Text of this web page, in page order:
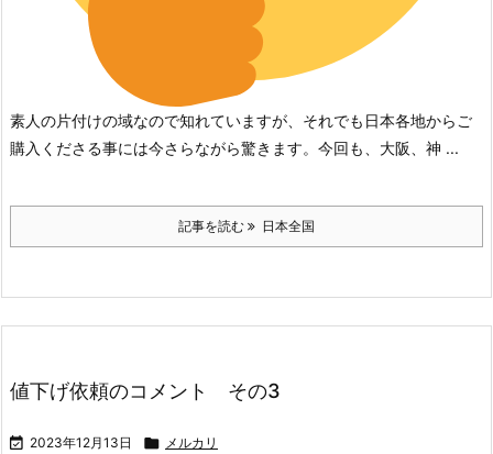
素人の片付けの域なので知れていますが、それでも日本各地からご
購入くださる事には今さらながら驚きます。今回も、大阪、神 ...
記事を読む 日本全国
値下げ依頼のコメント その3
 2023年12月13日  メルカリ